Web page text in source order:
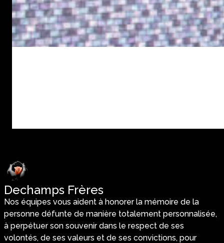
Dechamps Frères
Nos équipes vous aident à honorer la mémoire de la
personne défunte de manière totalement personnalisée,
à perpétuer son souvenir dans le respect de ses
volontés, de ses valeurs et de ses convictions, pour